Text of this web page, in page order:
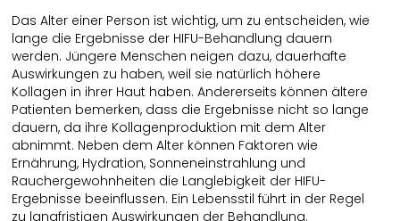
Das Alter einer Person ist wichtig, um zu entscheiden, wie
lange die Ergebnisse der HIFU-Behandlung dauern
werden. Jüngere Menschen neigen dazu, dauerhafte
Auswirkungen zu haben, weil sie natürlich höhere
Kollagen in ihrer Haut haben. Andererseits können ältere
Patienten bemerken, dass die Ergebnisse nicht so lange
dauern, da ihre Kollagenproduktion mit dem Alter
abnimmt. Neben dem Alter können Faktoren wie
Ernährung, Hydration, Sonneneinstrahlung und
Rauchergewohnheiten die Langlebigkeit der HIFU-
Ergebnisse beeinflussen. Ein Lebensstil führt in der Regel
zu langfristigen Auswirkungen der Behandlung.